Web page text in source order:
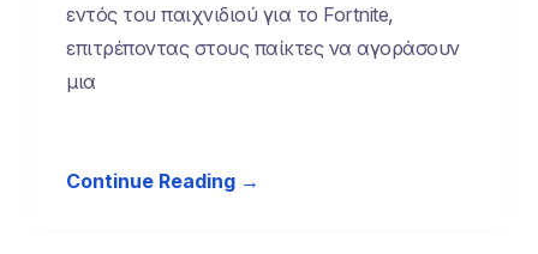
εντός του παιχνιδιού για το Fortnite,
επιτρέποντας στους παίκτες να αγοράσουν
μια
Continue Reading →